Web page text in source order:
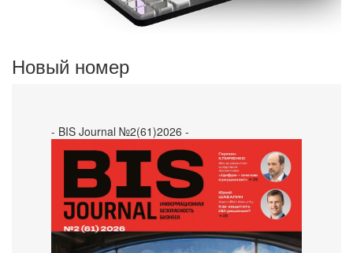
Новый номер
- BIS Journal №2(61)2026 -